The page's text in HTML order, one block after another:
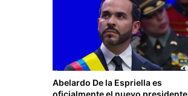
Abelardo De la Espriella es
oficialmente el nuevo presidente